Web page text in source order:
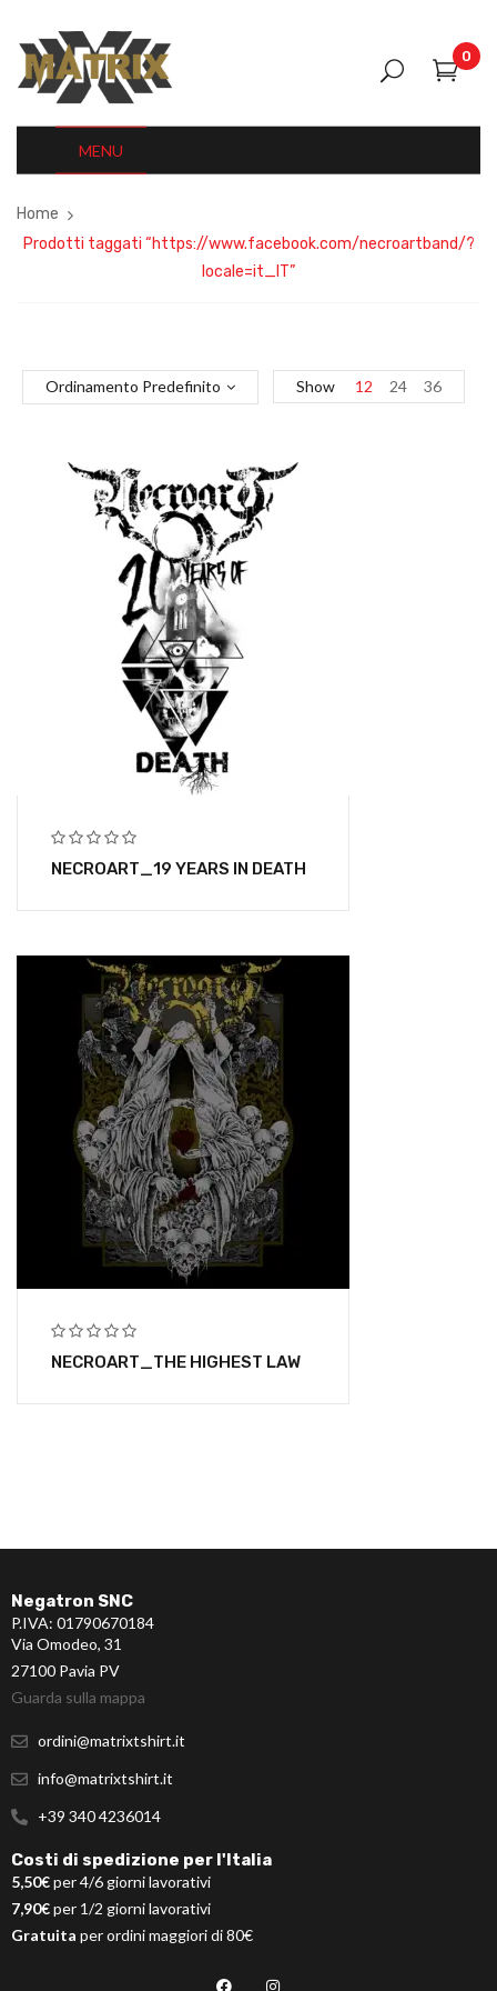
0
MENU
Home
Prodotti taggati “https://www.facebook.com/necroartband/?
locale=it_IT”
Ordinamento Predefinito Show 12 24 36
NECROART_19 YEARS IN DEATH
NECROART_THE HIGHEST LAW
Negatron SNC
P.IVA: 01790670184
Via Omodeo, 31
27100 Pavia PV
Guarda sulla mappa
ordini@matrixtshirt.it
info@matrixtshirt.it
+39 340 4236014
Costi di spedizione per l'Italia
5,50€per 4/6 giorni lavorativi
7,90€per 1/2 giorni lavorativi
Gratuita per ordini maggiori di 80€